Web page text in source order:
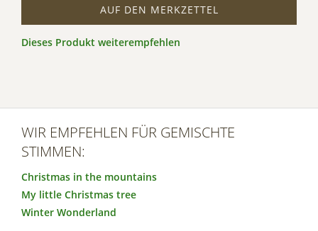
AUF DEN MERKZETTEL
Dieses Produkt weiterempfehlen
WIR EMPFEHLEN FÜR GEMISCHTE
STIMMEN:
Christmas in the mountains
My little Christmas tree
Winter Wonderland